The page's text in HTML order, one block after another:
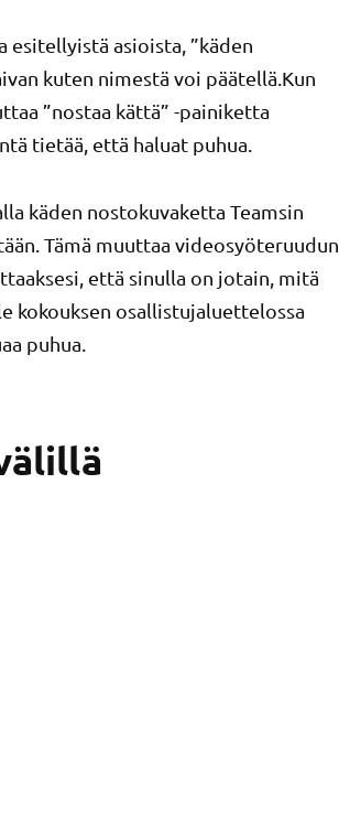
esitellyistä asioista, ”käden
kuten nimestä voi päätellä.Kun
”nostaa kättä” -painiketta
tietää, että haluat puhua.
käden nostokuvaketta Teamsin
Tämä muuttaa videosyöteruudun
että sinulla on jotain, mitä
kokouksen osallistujaluettelossa
puhua.